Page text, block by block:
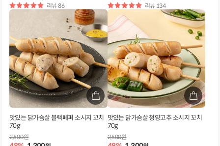
별
점
리뷰 86
별
점
리뷰 134
맛있는 닭가슴살 블랙페퍼 소시지 꼬치
70g
2,500원
맛있는 닭가슴살 청양고추 소시지 꼬치
70g
2,500원